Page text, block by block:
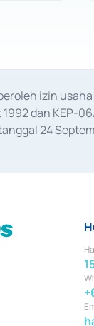
izin
1992 dan
24